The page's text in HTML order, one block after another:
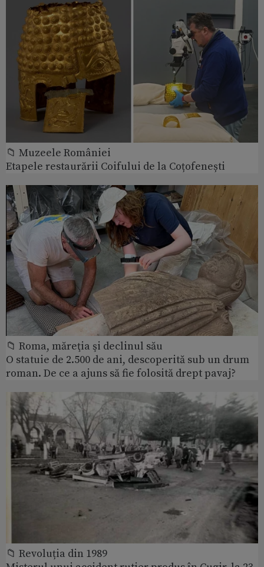
📁 Muzeele României
Etapele restaurării Coifului de la Coțofenești
📁 Roma, măreţia şi declinul său
O statuie de 2.500 de ani, descoperită sub un drum
roman. De ce a ajuns să fie folosită drept pavaj?
📁 Revoluția din 1989